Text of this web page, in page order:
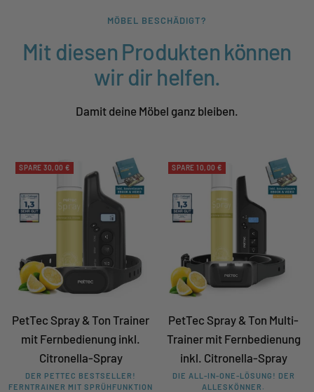
MÖBEL BESCHÄDIGT?
Mit diesen Produkten können
wir dir helfen.
Damit deine Möbel ganz bleiben.
SPARE 30,00 €
PetTec Spray & Ton Trainer
mit Fernbedienung inkl.
Citronella-Spray
DER PETTEC BESTSELLER!
FERNTRAINER MIT SPRÜHFUNKTION
SPARE 10,00 €
PetTec Spray & Ton Multi-
Trainer mit Fernbedienung
inkl. Citronella-Spray
DIE ALL-IN-ONE-LÖSUNG! DER
ALLESKÖNNER.